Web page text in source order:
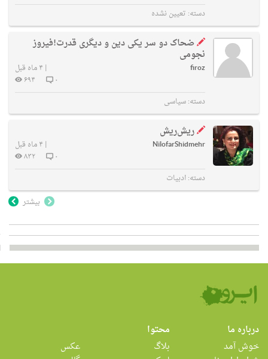
دسته: تعیین نشده
ضحاک دو سر یکی دین و دیگری قدرت!فیروز
نجومی
firoz
| ۴ ماه قبل
۰
۶۹۴
دسته:سیاسی
ریش‌ریش
NilofarShidmehr
| ۴ ماه قبل
۰
۸۳۲
دسته:ادبیات
بیشتر
درباره ما
خوش آمد
محتوا
بلاگ
عکس